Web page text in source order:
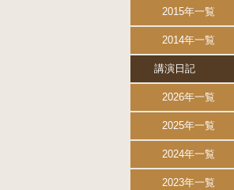
2015年一覧
2014年一覧
講演日記
2026年一覧
2025年一覧
2024年一覧
2023年一覧